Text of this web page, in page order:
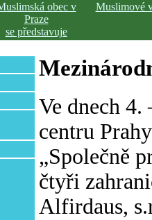
obec v
Praze
se představuje
Muslimové
Ve dnech 4.
centru
„Společně
čtyři
Alfirdaus,